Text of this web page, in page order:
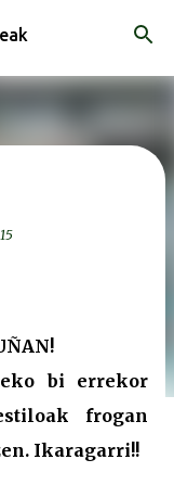
bi errekor
frogan
Ikaragarri!!